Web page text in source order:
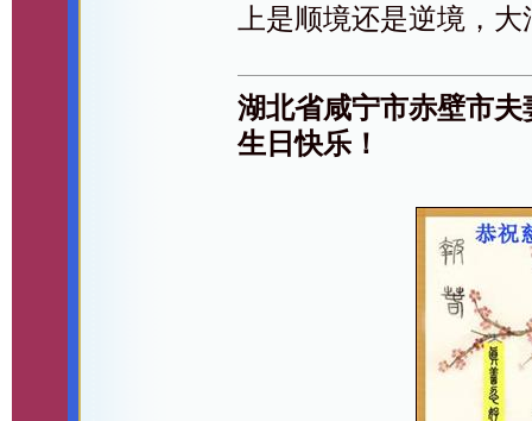
上是顺境还是逆境，
湖北省咸宁市赤壁市
生日快乐！